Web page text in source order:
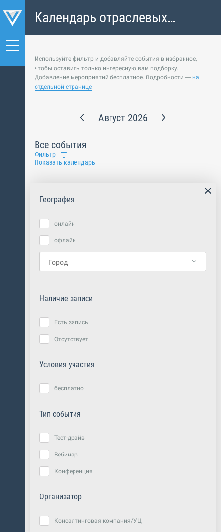
Календарь отраслевых
событий
Используйте фильтр и добавляйте события в избранное,
чтобы оставить только интересную вам подборку.
Добавление мероприятий бесплатное. Подробности — на
отдельной странице
Август 2026
Все события
Фильтр
Показать календарь
География
онлайн
офлайн
Наличие записи
Есть запись
Отсутствует
Условия участия
бесплатно
Тип события
Тест-драйв
Вебинар
Конференция
Организатор
Консалтинговая компания/УЦ